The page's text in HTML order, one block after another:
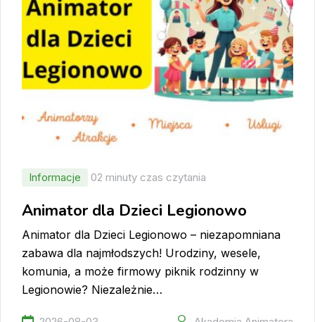
Informacje 02 minuty czas czytania
Animator dla Dzieci Legionowo
Animator dla Dzieci Legionowo – niezapomniana
zabawa dla najmłodszych! Urodziny, wesele,
komunia, a może firmowy piknik rodzinny w
Legionowie? Niezależnie…